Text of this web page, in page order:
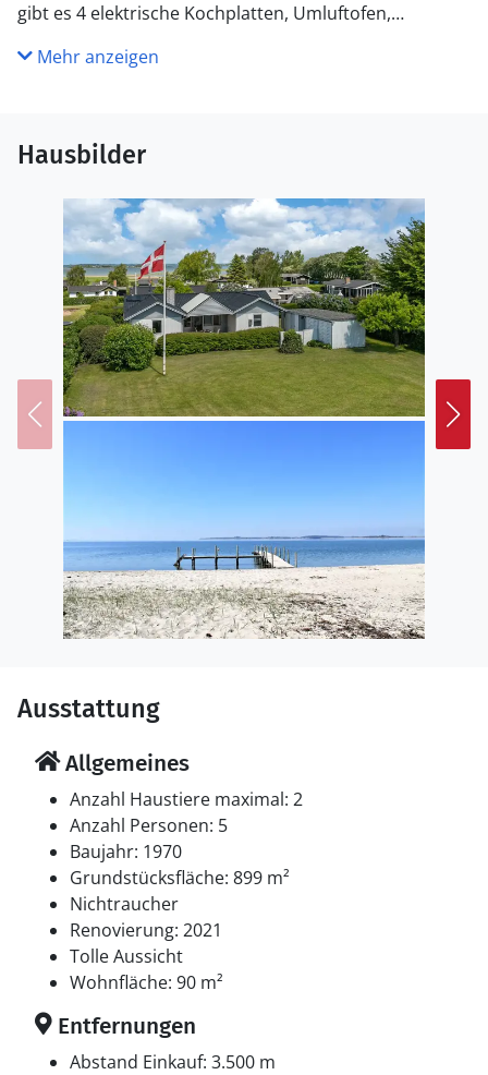
gibt es 4 elektrische Kochplatten, Umluftofen,
Fußbodenheizung in 1 Badezimmer.
Draußen
Die Ferienunterkunft liegt auf einem 899 m² großen
Gartengrundstück. Die Entfernung zum Meer beträgt
250 m. Die nächste Einkaufsmöglichkeit liegt 3500 m
entfernt. Es steht ein 90 m² Terrassenareal zur
Verfügung. Außerdem gibt es 20 m² überdachte
Terrasse. Geräteraum. Es steht ein Grill zur Verfügung.
Parkplatz auf dem Grundstück.
Einrichtung
renoviert. 2021 wurde die Ferienunterkunft teilweise
renoviert. Es ist erlaubt 2 Haustiere mitzubringen. Die
Ferienunterkunft ist mit energiesparender
Wärmepumpe ausgestattet. Tiefkühlmöglichkeit mit 30
Liter Nutzinhalt. Es gibt außerdem einen Kaminofen.
Schlafverhältnisse
Die Schlafplätze verteilen sich auf 3 Schlafräume. 4
Schlafplätze in Doppelbetten.1 Schlafplatz in einem
Einzelbett.
Multimedien
In der Ferienunterkunft gibt es einen Fernseher.
Mindestens 4 dänische Fernsehsender. Mindestens 4
deutsche Fernsehsender. Es steht kabellose
Internetverbindung zur Verfügung.
Mehr anzeigen
Hausbilder
Ausstattung
Allgemeines
Anzahl Haustiere maximal: 2
Anzahl Personen: 5
Baujahr: 1970
Grundstücksfläche: 899 m²
Nichtraucher
Renovierung: 2021
Tolle Aussicht
Wohnfläche: 90 m²
Entfernungen
Abstand Einkauf: 3.500 m